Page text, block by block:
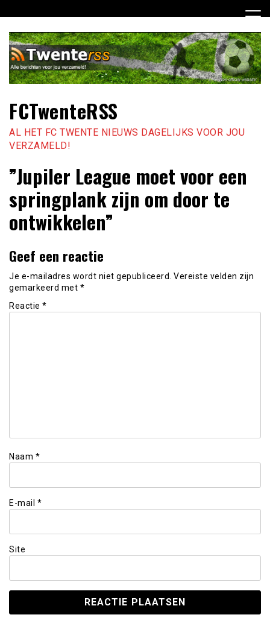
naar
inhoud
FCTwenteRSS
AL HET FC TWENTE NIEUWS DAGELIJKS VOOR JOU
VERZAMELD!
”Jupiler League moet voor een
springplank zijn om door te
ontwikkelen”
Geef een reactie
Je e-mailadres wordt niet gepubliceerd. Vereiste velden zijn
gemarkeerd met *
Reactie *
Naam *
E-mail *
Site